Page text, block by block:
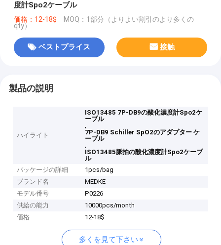
度計Spo2ケーブル
価格：12-18$ MOQ：1部分（よりよい割引のより多くの
qty）
ベストプライス 接触
製品の説明
ハイライト
ISO13485 7P-DB9の酸化濃度計Spo2ケ
ーブル
,
7P-DB9 Schiller SpO2のアダプター ケ
ーブル
,
ISO13485脈拍の酸化濃度計Spo2ケーブ
ル
パッケージの詳細
1pcs/bag
ブランド名
MEDKE
モデル番号
P0226
供給の能力
10000pcs/month
価格
12-18$
多くを見て下さい